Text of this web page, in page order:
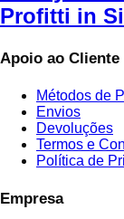
Profitti in
Apoio ao Cliente
Métodos de
Envios
Devoluções
Termos e
Política de
Empresa